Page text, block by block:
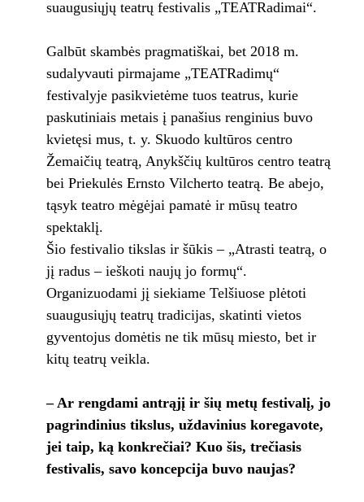
suaugusiųjų teatrų festivalis „TEATRadimai“.
Galbūt skambės pragmatiškai, bet 2018 m.
sudalyvauti pirmajame „TEATRadimų“
festivalyje pasikvietėme tuos teatrus, kurie
paskutiniais metais į panašius renginius buvo
kvietęsi mus, t. y. Skuodo kultūros centro
Žemaičių teatrą, Anykščių kultūros centro teatrą
bei Priekulės Ernsto Vilcherto teatrą. Be abejo,
tąsyk teatro mėgėjai pamatė ir mūsų teatro
spektaklį.
Šio festivalio tikslas ir šūkis – „Atrasti teatrą, o
jį radus – ieškoti naujų jo formų“.
Organizuodami jį siekiame Telšiuose plėtoti
suaugusiųjų teatrų tradicijas, skatinti vietos
gyventojus domėtis ne tik mūsų miesto, bet ir
kitų teatrų veikla.
– Ar rengdami antrąjį ir šių metų festivalį, jo
pagrindinius tikslus, uždavinius koregavote,
jei taip, ką konkrečiai? Kuo šis, trečiasis
festivalis, savo koncepcija buvo naujas?